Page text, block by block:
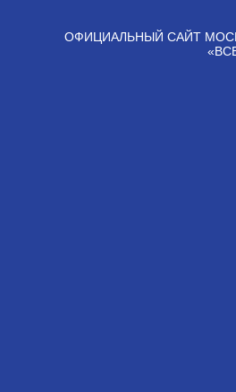
ОФИЦИАЛЬНЫЙ САЙТ